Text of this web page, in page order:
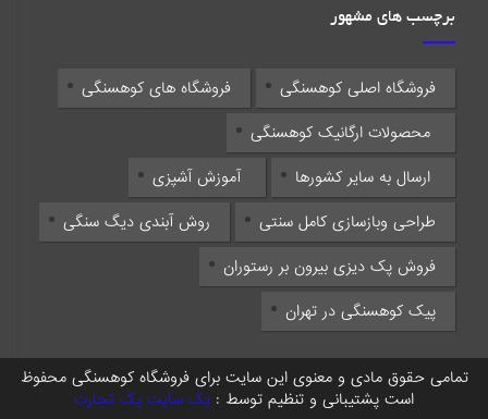
برچسب های مشهور
فروشگاه اصلی کوهسنگی
فروشگاه های کوهسنگی
محصولات ارگانیک کوهسنگی
پیک کوهسنگی در تهران
فروش پک دیزی بیرون بر رستوران
روش آبندی دیگ سنگی طراحی وبازسازی کامل سنتی
آموزش آشپزی ارسال به سایر کشورها
تمامی حقوق مادی و معنوی این سایت برای فروشگاه کوهسنگی محفوظ
است پشتیبانی و تنظیم توسط : یک سایت یک تجارت